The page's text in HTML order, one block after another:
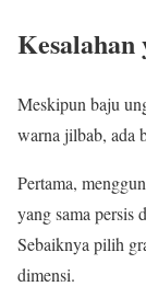
Kesalahan
Meskipun baju
warna jilbab, ada
Pertama,
yang sama persis
Sebaiknya pilih
dimensi.